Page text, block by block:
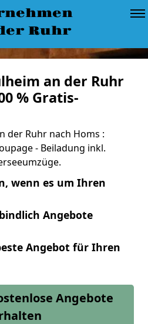
Ruhr
an der Ruhr
% Gratis-
der Ruhr nach Homs :
- Beiladung inkl.
wenn es um Ihren
Angebote
Angebot für Ihren
Angebote